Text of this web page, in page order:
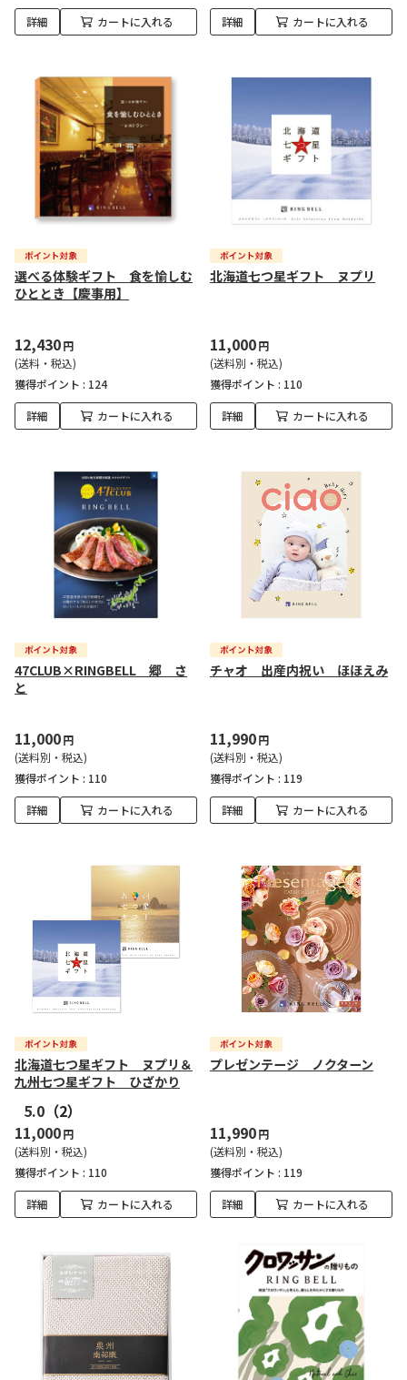
詳細 カートに入れる 詳細 カートに入れる
選べる体験ギフト 食を愉しむ
ひととき【慶事用】
12,430円
(送料・税込)
獲得ポイント : 124
詳細 カートに入れる
北海道七つ星ギフト ヌプリ
11,000円
(送料別・税込)
獲得ポイント : 110
詳細 カートに入れる
47CLUB×RINGBELL 郷 さ
と
11,000円
(送料別・税込)
獲得ポイント : 110
詳細 カートに入れる
チャオ 出産内祝い ほほえみ
11,990円
(送料別・税込)
獲得ポイント : 119
詳細 カートに入れる
北海道七つ星ギフト ヌプリ＆
九州七つ星ギフト ひざかり
5.0 （2）
11,000円
(送料別・税込)
獲得ポイント : 110
詳細 カートに入れる
プレゼンテージ ノクターン
11,990円
(送料別・税込)
獲得ポイント : 119
詳細 カートに入れる